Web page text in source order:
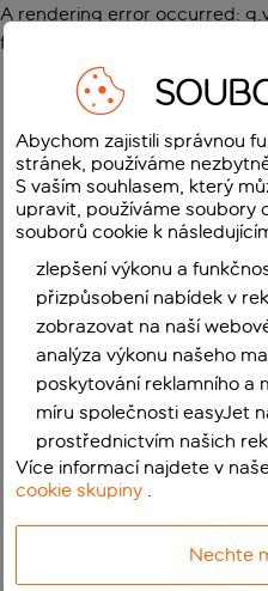
A rendering error occurred:
function
Abychom zajistili správnou
stránek, používáme
S vaším souhlasem, který
upravit, používáme soubory
souborů cookie k
zlepšení výkonu a
přizpůsobení nabídek v
zobrazovat na naší
analýza výkonu našeho
poskytování reklamního a
míru společnosti easyJet
prostřednictvím našich
Více informací najdete v
cookie skupiny .
Nechte